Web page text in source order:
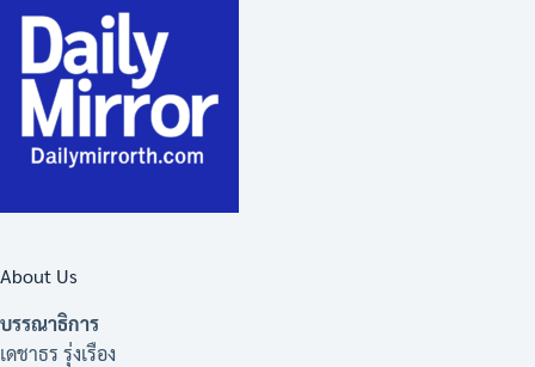
About Us
บรรณาธิการ
เดชาธร รุ่งเรือง